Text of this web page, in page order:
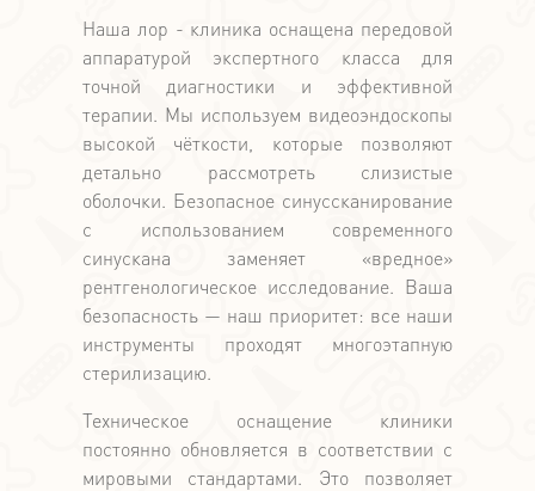
Наша лор - клиника оснащена передовой
аппаратурой экспертного класса для
точной диагностики и эффективной
терапии. Мы используем видеоэндоскопы
высокой чёткости, которые позволяют
детально рассмотреть слизистые
оболочки. Безопасное синуссканирование
с использованием современного
синускана заменяет «вредное»
рентгенологическое исследование. Ваша
безопасность — наш приоритет: все наши
инструменты проходят многоэтапную
стерилизацию.
Техническое оснащение клиники
постоянно обновляется в соответствии с
мировыми стандартами. Это позволяет